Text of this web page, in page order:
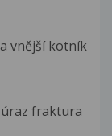
vnější kotník
úraz fraktura